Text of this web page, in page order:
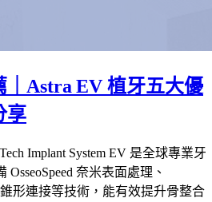
｜Astra EV 植牙五大優
享
Implant System EV 是全球專業牙
奈米表面處理、
形連接等技術，能有效提升骨整合